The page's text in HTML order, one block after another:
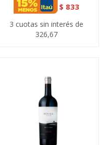
$ 833
3 cuotas sin interés de
326,67